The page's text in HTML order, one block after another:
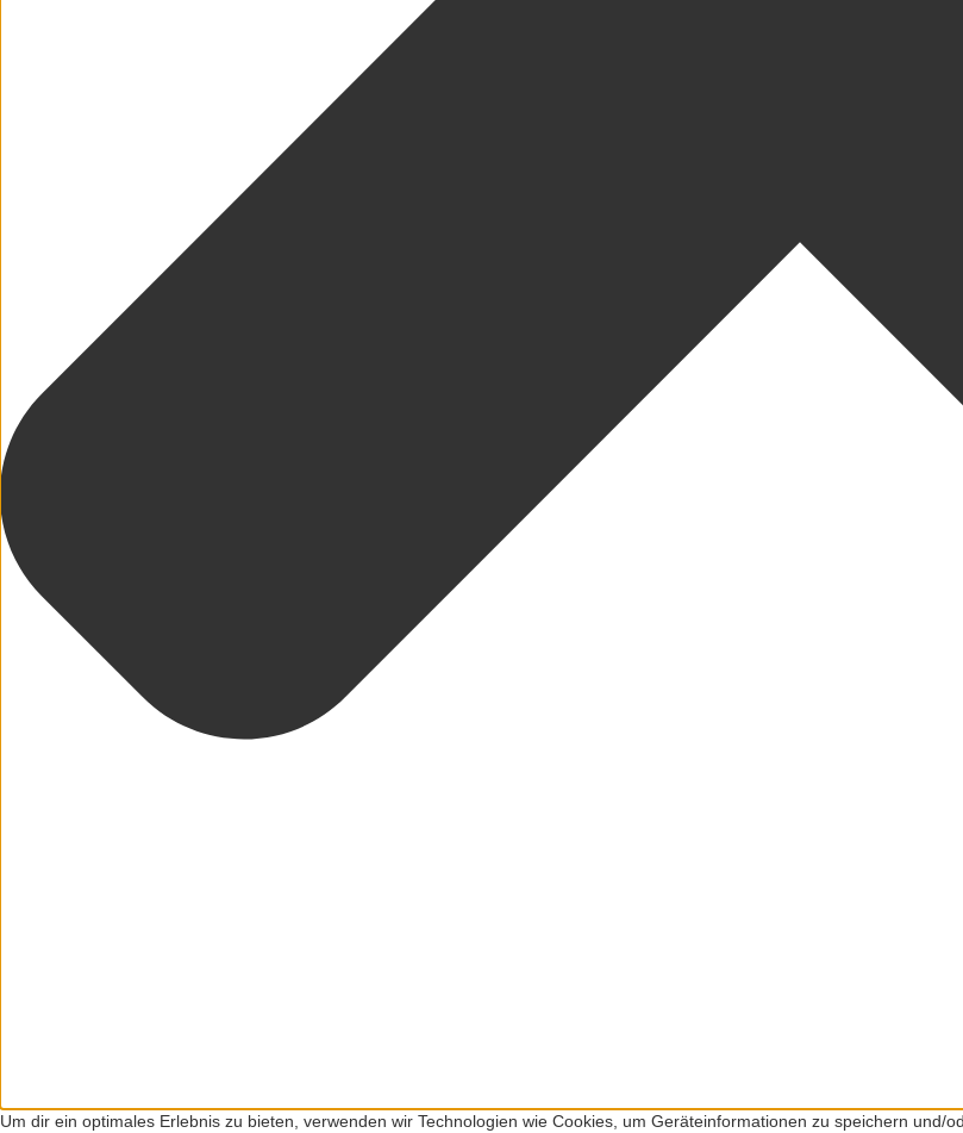
Um dir ein optimales Erlebnis zu bieten, verwenden wir Technologien wie Cookies, um Geräteinformationen zu speichern